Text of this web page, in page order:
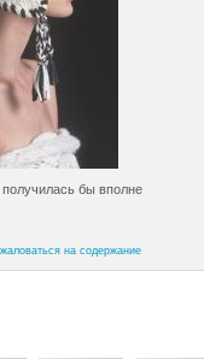
бы вполне
на содержание